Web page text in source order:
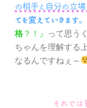
の相手と自分の立場
てを変えていきます。
格 ？！』 って思う
ちゃんを理解する上
なるんですねぇ～
それでは